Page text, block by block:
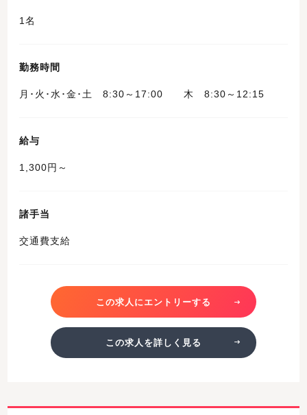
1名
勤務時間
月･火･水･金･土 8:30～17:00 木 8:30～12:15
給与
1,300円～
諸手当
交通費支給
この求人にエントリーする
この求人を詳しく見る